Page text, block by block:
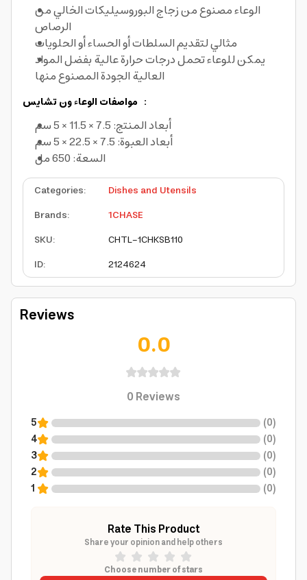
الوعاء مصنوع من زجاج البوروسيليكات الخالي من
الرصاص
مثالي لتقديم السلطات أو الحساء أو الحلويات
يمكن للوعاء تحمل درجات حرارة عالية بفضل المواد
العالية الجودة المصنوع منها
مواصفات الوعاء ون تشايس :
أبعاد المنتج: 7.5 × 11.5 × 5 سم
أبعاد العبوة: 7.5 × 22.5 × 5 سم
السعة: 650 مل
Categories:
Dishes and Utensils
Brands:
1CHASE
SKU:
CHTL-1CHKSB110
ID: 2124624
Reviews
0.0
0Reviews
5 (0)
4
(0)
3
(0)
2
(0)
1
(0)
Rate This Product
Share your opinion and help others
Choose number of stars